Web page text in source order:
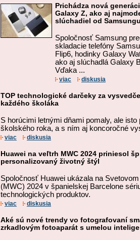
Prichádza nová
Galaxy Z, ako aj
slúchadiel od
Spoločnosť Samsung
skladacie telefóny
Flip6, hodinky Galaxy
ako aj slúchadlá Galaxy
Vďaka ...
viac diskusia
TOP technologické darčeky za
každého školáka
S horúcimi letnými dňami pomaly, ale isto
školského roka, a s ním aj koncoročné
viac diskusia
Huawei na veľtrh MWC 2024 priniesol
personalizovaný životný štýl
Spoločnosť Huawei ukázala na
(MWC) 2024 v španielskej Barcelone
technologických produktov.
viac diskusia
Aké sú nové trendy vo fotografovaní
zrkadlovým fotoaparát s umelou